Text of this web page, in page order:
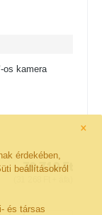
×
érdekében,
beállításokról
és társas
os kamera
39 710Ft